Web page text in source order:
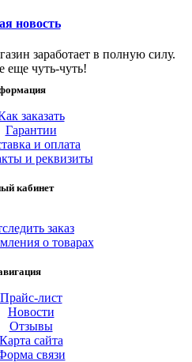
новость
заработает в полную силу.
еще чуть-чуть!
заказать
Гарантии
и оплата
и реквизиты
кабинет
заказ
о товарах
Прайс-лист
Новости
Отзывы
Карта сайта
связи